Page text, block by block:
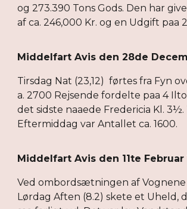
og 273.390 Tons Gods. Den har
af ca. 246,000 Kr. og en Udgift paa
Middelfart Avis den 28de
Tirsdag Nat (23,12) førtes fra Fyn
a. 2700 Rejsende fordelte paa 4
det sidste naaede Fredericia Kl. 3½.
Eftermiddag var Antallet ca. 1600.
Middelfart Avis den 11te Februar
Ved ombordsætningen af Vognene
Lørdag Aften (8.2) skete et Uheld,